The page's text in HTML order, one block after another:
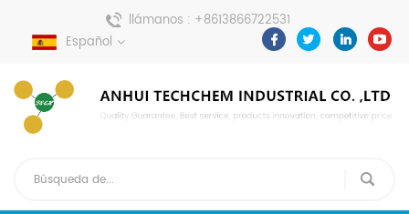
llámanos : +8613866722531
enviar un mensaje :
pweiping@techemi.com
Español